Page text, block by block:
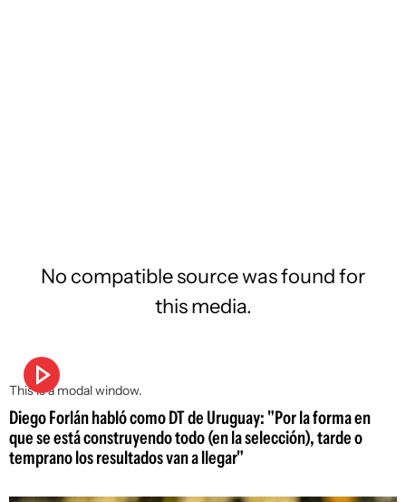
This is a modal window.
No compatible source was found for
this media.
Diego Forlán habló como DT de Uruguay: "Por la forma en
que se está construyendo todo (en la selección), tarde o
temprano los resultados van a llegar"